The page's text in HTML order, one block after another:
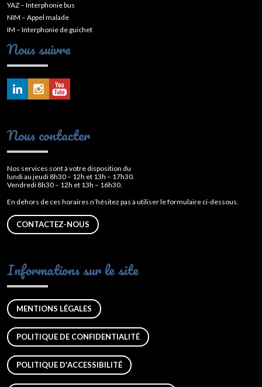
YAZ – Interphonie bus
NIM – Appel malade
IM – Interphonie de guichet
Nous suivre
Nous contacter
Nos services sont à votre disposition du
lundi au jeudi 8h30 – 12h et 13h – 17h30.
Vendredi 8h30 – 12h et 13h – 16h30.
En dehors de ces horaires n’hésitez pas à utiliser le formulaire ci-dessous.
CONTACTEZ-NOUS
Informations sur le site
MENTIONS LÉGALES
POLITIQUE DE CONFIDENTIALITÉ
POLITIQUE D'ACCESSIBILITÉ